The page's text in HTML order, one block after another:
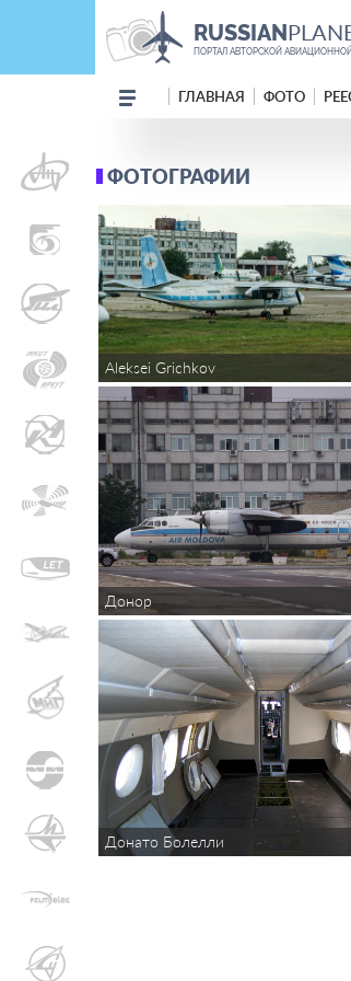
RUSSIAN
ПОРТАЛ АВТОРСКОЙ
ГЛАВНАЯ ФОТО
ФОТОГРАФИИ
Aleksei Grichkov
Донор
Донато Болелли